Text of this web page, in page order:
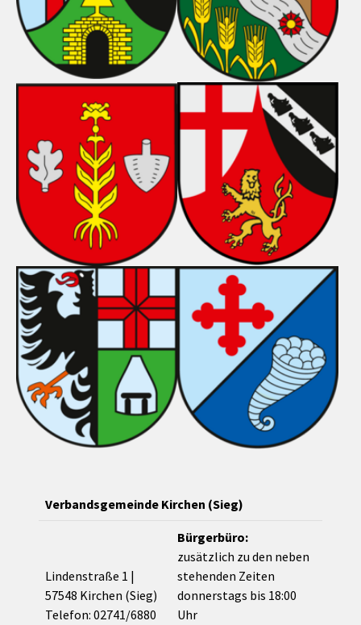
Verbandsgemeinde Kirchen (Sieg)
Lindenstraße 1 |
57548 Kirchen (Sieg)
Telefon: 02741/6880
Bürgerbüro:
zusätzlich zu den neben
stehenden Zeiten
donnerstags bis 18:00
Uhr